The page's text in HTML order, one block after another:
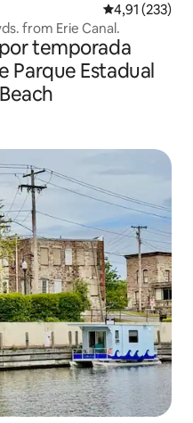
4,91 de uma
4,91 (233)
from Erie Canal.
temporada
Parque Estadual
hóspedes